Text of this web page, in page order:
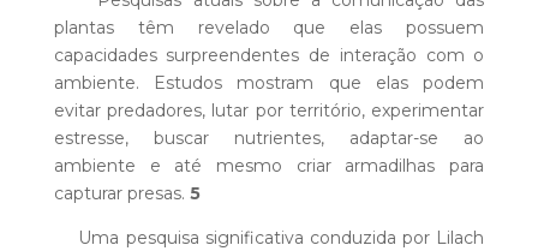
plantas têm revelado que elas possuem
capacidades surpreendentes de interação com o
ambiente. Estudos mostram que elas podem
evitar predadores, lutar por território, experimentar
estresse, buscar nutrientes, adaptar-se ao
ambiente e até mesmo criar armadilhas para
capturar presas. 5
Uma pesquisa significativa conduzida por Lilach